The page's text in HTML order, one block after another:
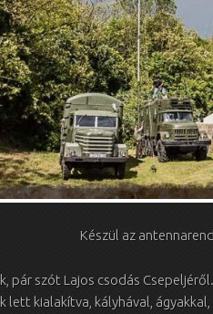
Készül az
pár szót Lajos csodás
lett kialakítva, kályhával,